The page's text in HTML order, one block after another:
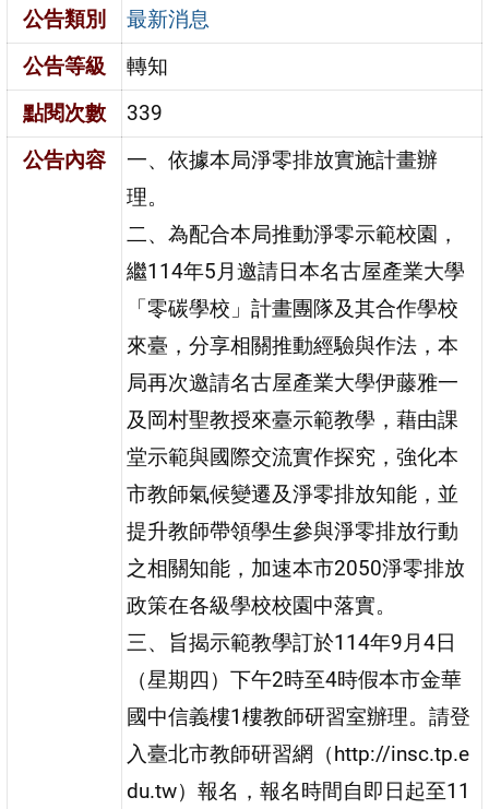
公告類別
最新消息
公告等級
轉知
點閱次數
339
公告內容
一、依據本局淨零排放實施計畫辦
理。
二、為配合本局推動淨零示範校園，
繼114年5月邀請日本名古屋產業大學
「零碳學校」計畫團隊及其合作學校
來臺，分享相關推動經驗與作法，本
局再次邀請名古屋產業大學伊藤雅一
及岡村聖教授來臺示範教學，藉由課
堂示範與國際交流實作探究，強化本
市教師氣候變遷及淨零排放知能，並
提升教師帶領學生參與淨零排放行動
之相關知能，加速本市2050淨零排放
政策在各級學校校園中落實。
三、旨揭示範教學訂於114年9月4日
（星期四）下午2時至4時假本市金華
國中信義樓1樓教師研習室辦理。請登
入臺北市教師研習網（http://insc.tp.e
du.tw）報名，報名時間自即日起至11